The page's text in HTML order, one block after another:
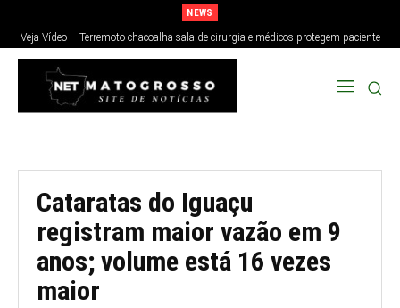
NEWS
Veja Vídeo – Terremoto chacoalha sala de cirurgia e médicos protegem paciente
no Japão; veja
Cataratas do Iguaçu
registram maior vazão em 9
anos; volume está 16 vezes
maior